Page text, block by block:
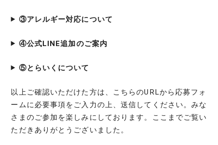
③アレルギー対応について
④公式LINE追加のご案内
⑤とらいくについて
以上ご確認いただけた方は、こちらのURLから応募フォ
ームに必要事項をご入力の上、送信してください。みな
さまのご参加を楽しみにしております。ここまでご覧い
ただきありがとうございました。